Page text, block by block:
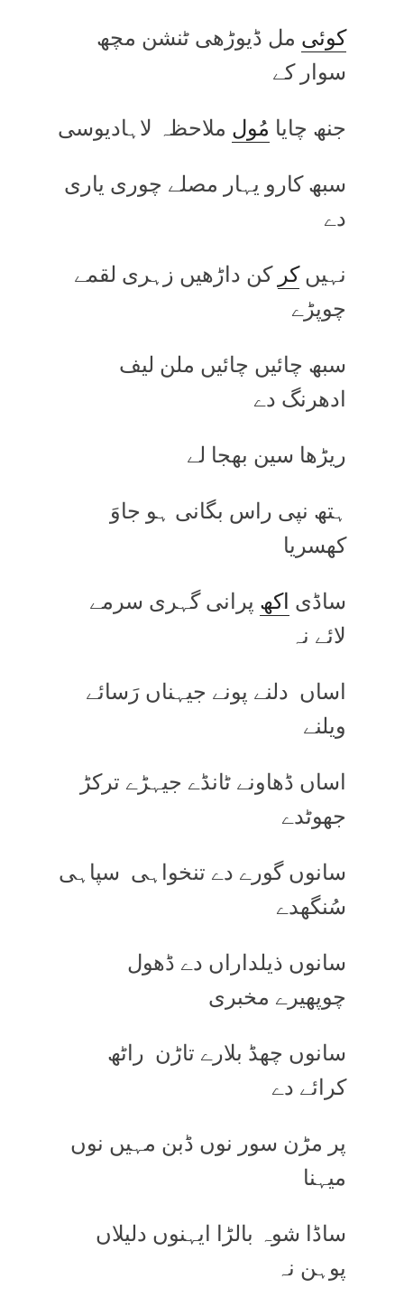
کوئی مل ڈیوڑھی ٹنشن مچھ
سوار کے
جنھ چایا مُول ملاحظہ لاہادیوسی
سبھ کارو یہار مصلے چوری یاری
دے
نہیںکر کن داڑھیں زہری لقمے
چوپڑے
سبھ چائیں چائیں ملن لیف
ادھرنگ دے
ریڑھا سین بھجا لے
ہتھ نپی راس بگانی ہو جاوَ
کھسریا
ساڈی اکھ پرانی گہری سرمے
لائے نہ
اساں دلنے پونے جیہناں رَسائے
ویلنے
اساں ڈھاونے ٹانڈے جیہڑے ترکڑ
جھوٹدے
سانوں گورے دے تنخواہی سپاہی
سُنگھدے
سانوں ذیلداراں دے ڈھول
چوپھیرے مخبری
سانوں چھڈ بلارے تاڑن راٹھ
کرائے دے
پر مڑن سور نوں ڈبن مہیں نوں
میہنا
ساڈا شوہ بالڑا ایہنوں دلیلاں
پوہن نہ